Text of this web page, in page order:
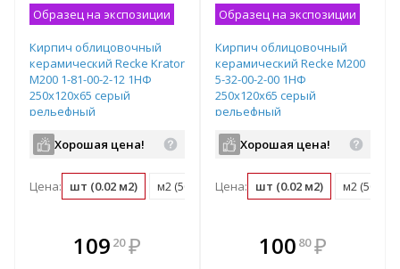
Образец на экспозиции
Кирпич облицовочный
керамический Recke Krator
М200 1-81-00-2-12 1НФ
250х120х65 серый
рельефный
Хорошая цена!
Цена: шт (0.02 м2) м2 (50 шт) поддон (480 шт)
109 20 ₽
В комплекте
всегда выгоднее!
Образец на экспозиции
Кирпич облицовочный
керамический Recke М200
5-32-00-2-00 1НФ
250х120х65 серый
рельефный
Хорошая цена!
Цена: шт (0.02 м2) м2 (50 шт)
В комплекте
всегда выгоднее!
100 80 ₽